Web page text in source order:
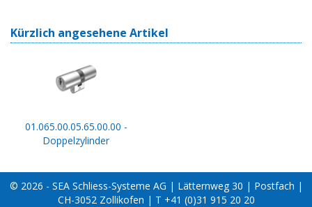
Kürzlich angesehene Artikel
01.065.00.05.65.00.00 -
Doppelzylinder
© 2026 - SEA Schliess-Systeme AG | Lätternweg 30 | Postfach |
CH-3052 Zollikofen | T +41 (0)31 915 20 20